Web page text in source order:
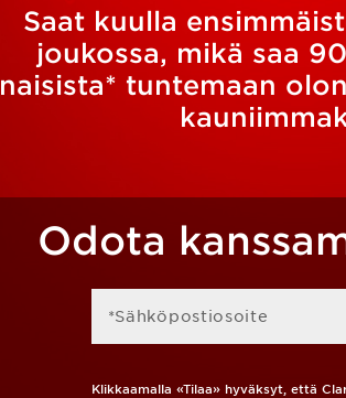
Saat kuulla
joukossa, mikä saa
naisista* tuntemaan
Odota
*Sähköpostiosoite
Klikkaamalla «Tilaa» hyväksyt, että